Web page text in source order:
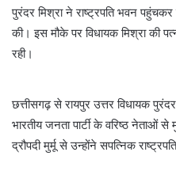
पुरंदर मिश्रा ने राष्ट्रपति भवन पहुंचकर
की। इस मौके पर विधायक मिश्रा की
रही।
छत्तीसगढ़ से रायपुर उत्तर विधायक
भारतीय जनता पार्टी के वरिष्ठ नेताओं से
द्रौपदी मुर्मू से उन्होंने सपत्निक